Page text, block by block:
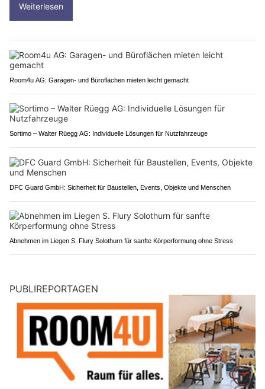
Weiterlesen
Room4u AG: Garagen- und Büroflächen mieten leicht gemacht
Sortimo – Walter Rüegg AG: Individuelle Lösungen für Nutzfahrzeuge
DFC Guard GmbH: Sicherheit für Baustellen, Events, Objekte und Menschen
Abnehmen im Liegen S. Flury Solothurn für sanfte Körperformung ohne Stress
PUBLIREPORTAGEN